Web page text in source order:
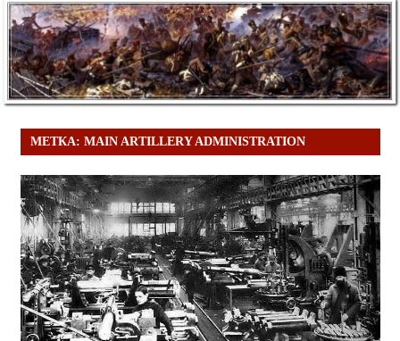
МЕТКА: MAIN ARTILLERY ADMINISTRATION